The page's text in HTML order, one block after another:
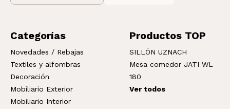
Categorías
Novedades / Rebajas
Textiles y alfombras
Decoración
Mobiliario Exterior
Mobiliario Interior
Productos TOP
SILLÓN UZNACH
Mesa comedor JATI WL
180
Ver todos